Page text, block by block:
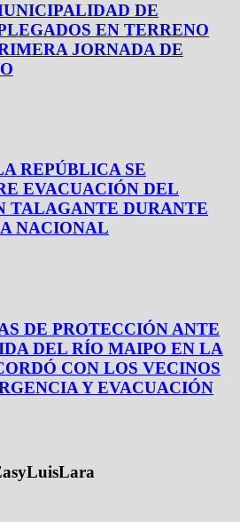
DE
EN TERRENO
JORNADA DE
REPÚBLICA SE
EVACUACIÓN DEL
TALAGANTE DURANTE
NACIONAL
DE PROTECCIÓN ANTE
DEL RÍO MAIPO EN LA
CON LOS VECINOS
Y EVACUACIÓN